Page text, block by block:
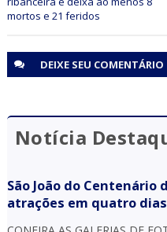
mortos e 21 feridos
DEIXE SEU COMENTÁRIO
Notícia
São João do Centenário
atrações em quatro